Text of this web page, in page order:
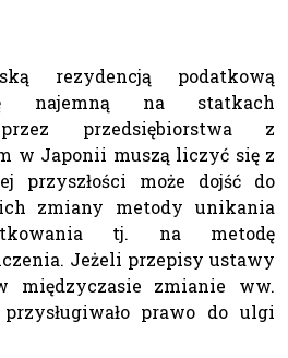
rezydencją podatkową
najemną na statkach
przedsiębiorstwa z
w Japonii muszą liczyć się z
przyszłości może dojść do
zmiany metody unikania
tj. na metodę
Jeżeli przepisy ustawy
zmianie ww.
prawo do ulgi